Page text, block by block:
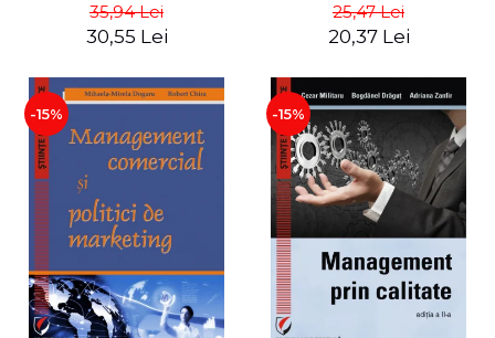
Dumitrascu
35,94 Lei
30,55 Lei
25,47 Lei
20,37 Lei
-15% -15%